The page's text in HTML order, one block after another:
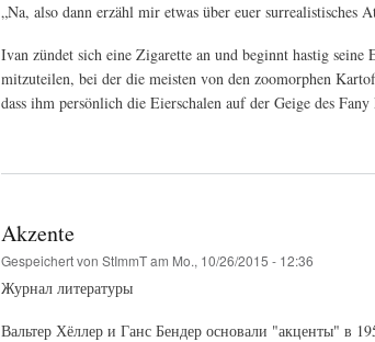
„Na, also dann erzähl mir etwas über euer surrealistisches
Ivan zündet sich eine Zigarette an und beginnt hastig
mitzuteilen, bei der die meisten von den zoomorphen
dass ihm persönlich die Eierschalen auf der Geige des
Akzente
Gespeichert von StImmTam Mo., 10/26/2015 - 12:36
Журнал литературы
Вальтер Хёллер и Ганс Бендер основали "акценты" в